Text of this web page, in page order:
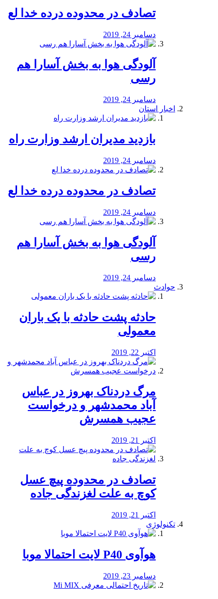
تصادف در محدوده درده خدا لع
دسامبر 24, 2019
آلودگی هوا به بخش آسارا هم
رسی
دسامبر 24, 2019
اخبار استان
بازدید مدیران ارشد وزارت راه
دسامبر 24, 2019
تصادف در محدوده درده خدا لع
دسامبر 24, 2019
آلودگی هوا به بخش آسارا هم
رسی
دسامبر 24, 2019
حوادث
️حادثه پشت حادثه با یک باران
معمولی
اکتبر 22, 2019
مرگ دردناک بهروز در عباس
آباد محمدشهر و درخواست
عجیب همسرش
اکتبر 21, 2019
تصادف در محدوده پیچ عسل
کوچ به علت لغزندگی جاده
اکتبر 21, 2019
تکنولوژی
هوآوی P40 لایت احتمالا موبا
دسامبر 23, 2019